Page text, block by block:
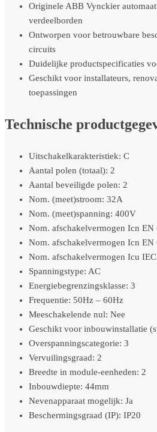
Originele ABB Vynckier
verdeelborden
Ontworpen voor betrouwbare
circuits
Duidelijke productspecificaties
Geschikt voor installateurs,
toepassingen
Technische
Uitschakelkarakteristiek: C
Aantal polen (totaal): 2
Aantal beveiligde polen: 2
Nom. (meet)stroom: 32A
Nom. (meet)spanning: 400V
Nom. afschakelvermogen Icn
Nom. afschakelvermogen Icn
Nom. afschakelvermogen Icu
Spanningstype: AC
Energiebegrenzingsklasse: 3
Frequentie: 50Hz – 60Hz
Meeschakelende nul: Nee
Geschikt voor inbouwinstallatie
Overspanningscategorie: 3
Vervuilingsgraad: 2
Breedte in module-eenheden: 2
Inbouwdiepte: 44mm
Nevenapparaat mogelijk: Ja
Beschermingsgraad (IP): IP20